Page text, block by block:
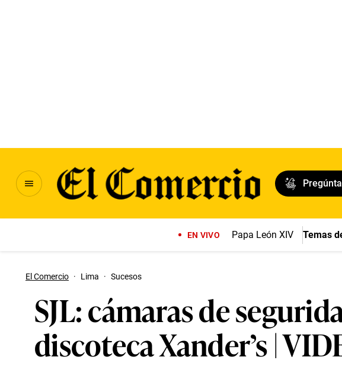
EN VIVO Papa León XIV Temas
El Comercio · Lima · Sucesos
SJL: cámaras de
discoteca Xander’s |